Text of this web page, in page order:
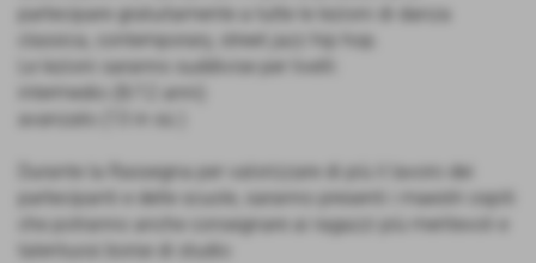
partecipare gratuitamente a tutte le lezioni di danza
classica, contemporary, street jazz hip hop.
Le lezioni saranno suddivise per livelli:
intermedio (8/12 anni)
avanzato (13 in sù )
Durante la Rassegna per valorizzare di più il lavoro dei
partecipanti e delle scuole, saranno presenti i maestri ospiti
che potranno anche consegnare ai ragazzi più meritevoli e
talentuosi borse di studio